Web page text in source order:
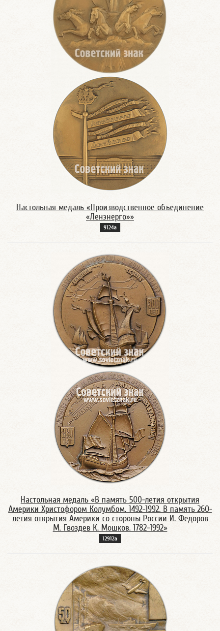
Настольная медаль «Производственное объединение
«Ленэнерго»»
9124а
Настольная медаль «В память 500-летия открытия
Америки Христофором Колумбом. 1492-1992. В память 260-
летия открытия Америки со стороны России И. Федоров
М. Гвоздев К. Мошков. 1782-1992»
12912а